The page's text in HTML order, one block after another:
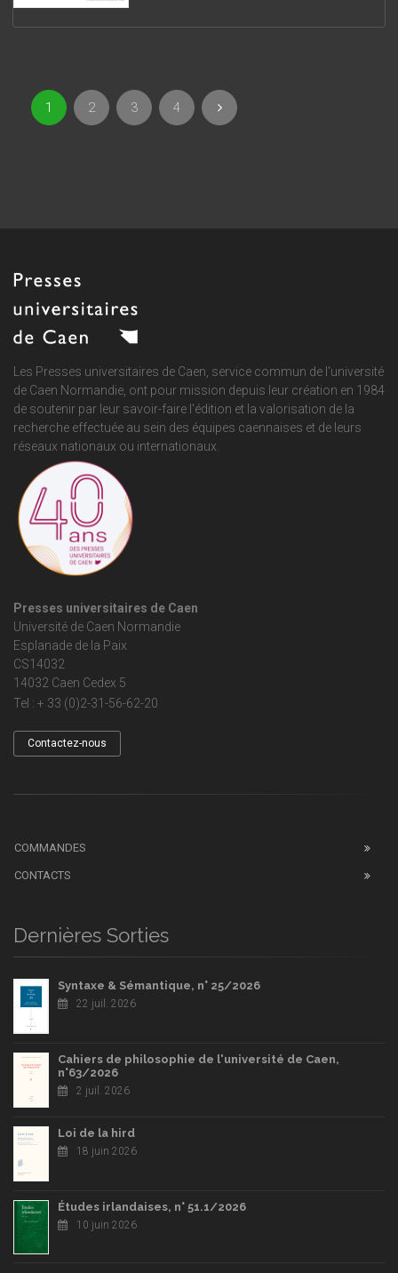
1 2 3 4
Les Presses universitaires de Caen, service commun de l'université
de Caen Normandie, ont pour mission depuis leur création en 1984
de soutenir par leur savoir-faire l'édition et la valorisation de la
recherche effectuée au sein des équipes caennaises et de leurs
réseaux nationaux ou internationaux.
Presses universitaires de Caen
Université de Caen Normandie
Esplanade de la Paix
CS14032
14032 Caen Cedex 5
Tel : + 33 (0)2-31-56-62-20
Contactez-nous
COMMANDES
CONTACTS
Dernières Sorties
Syntaxe & Sémantique, n° 25/2026
22 juil. 2026
Cahiers de philosophie de l'université de Caen,
n°63/2026
2 juil. 2026
Loi de la hird
18 juin 2026
Études irlandaises, n° 51.1/2026
10 juin 2026